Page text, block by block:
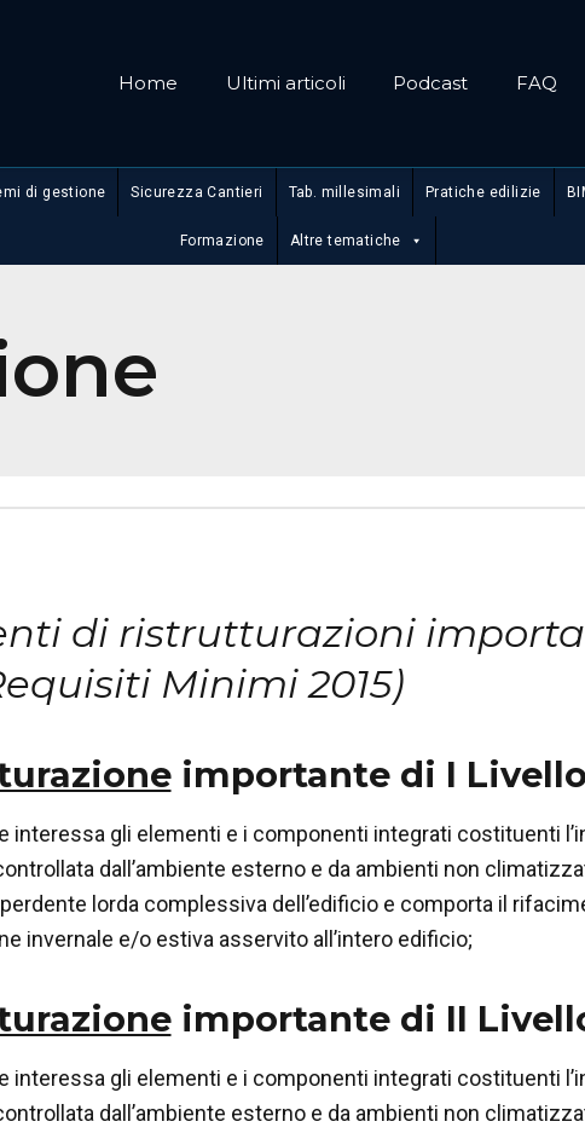
Home Ultimi articoli Podcast FAQ
di gestione Sicurezza Cantieri Tab. millesimali Pratiche edilizie
Formazione Altre tematiche
di ristrutturazioni
Minimi 2015)
importante di I Livello
interessa gli elementi e i componenti integrati costituenti
dall’ambiente esterno e da ambienti non
lorda complessiva dell’edificio e comporta il
invernale e/o estiva asservito all’intero edificio;
importante di II
interessa gli elementi e i componenti integrati costituenti
dall’ambiente esterno e da ambienti non